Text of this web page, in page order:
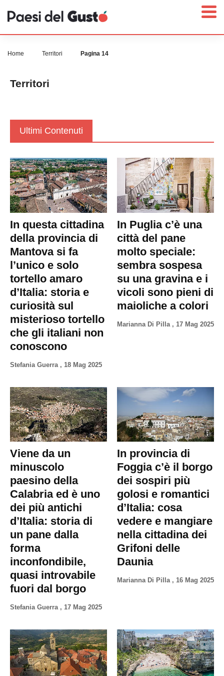
Home
Interviste
Territori
Answer
Newsletter
Privacy
Policy
Cookies
Policy
Cambia
Impostazioni
Privacy
Policy
Home Territori Pagina 14
Territori
Ultimi Contenuti
In questa cittadina
della provincia di
Mantova si fa
l’unico e solo
tortello amaro
d’Italia: storia e
curiosità sul
misterioso tortello
che gli italiani non
conoscono
Stefania Guerra , 18 Mag 2025
In Puglia c’è una
città del pane
molto speciale:
sembra sospesa
su una gravina e i
vicoli sono pieni di
maioliche a colori
Marianna Di Pilla , 17 Mag 2025
Viene da un
minuscolo
paesino della
Calabria ed è uno
dei più antichi
d’Italia: storia di
un pane dalla
forma
inconfondibile,
quasi introvabile
fuori dal borgo
Stefania Guerra , 17 Mag 2025
In provincia di
Foggia c’è il borgo
dei sospiri più
golosi e romantici
d’Italia: cosa
vedere e mangiare
nella cittadina dei
Grifoni delle
Daunia
Marianna Di Pilla , 16 Mag 2025